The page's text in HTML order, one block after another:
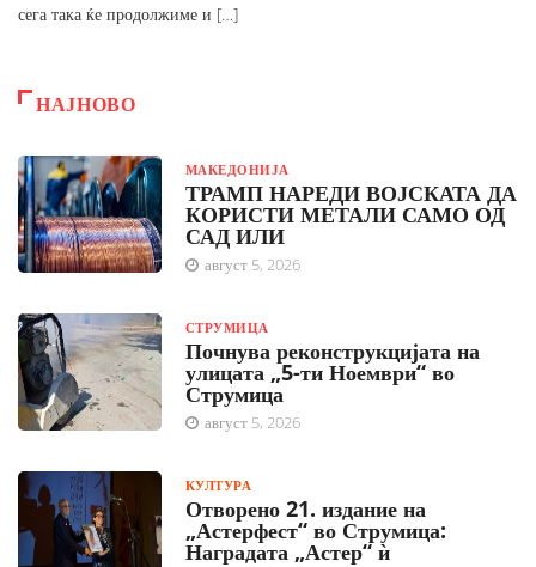
сега така ќе продолжиме и […]
НАЈНОВО
МАКЕДОНИЈА
ТРАМП НАРЕДИ ВОЈСКАТА ДА
КОРИСТИ МЕТАЛИ САМО ОД
САД ИЛИ
август 5, 2026
СТРУМИЦА
Почнува реконструкцијата на
улицата „5-ти Ноември“ во
Струмица
август 5, 2026
КУЛТУРА
Отворено 21. издание на
„Астерфест“ во Струмица:
Наградата „Астер“ ѝ